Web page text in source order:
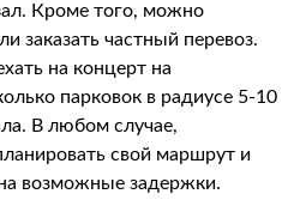
Кроме того, можно
заказать частный перевоз.
на концерт на
парковок в радиусе 5-10
В любом случае,
свой маршрут и
возможные задержки.